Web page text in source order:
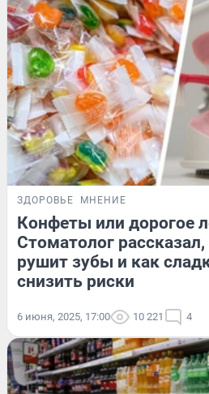
ЗДОРОВЬЕ МНЕНИЕ
Конфеты или дорогое
Стоматолог рассказал,
рушит зубы и как
снизить риски
6 июня, 2025, 17:00 10 221 4